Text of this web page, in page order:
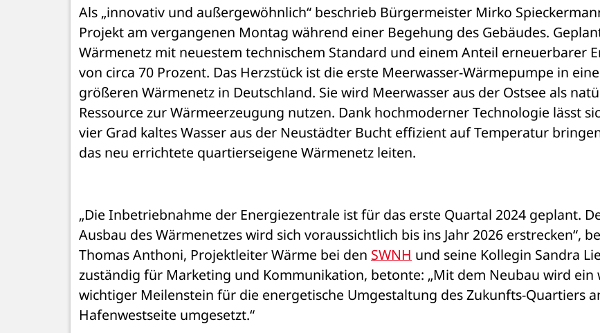
Als „innovativ und außergewöhnlich“ beschrieb Bürgermeister Mirko
Projekt am vergangenen Montag während einer Begehung des Gebäudes.
Wärmenetz mit neuestem technischem Standard und einem Anteil erneuerbarer
von circa 70 Prozent. Das Herzstück ist die erste Meerwasser-Wärmepumpe in
größeren Wärmenetz in Deutschland. Sie wird Meerwasser aus der Ostsee als
Ressource zur Wärmeerzeugung nutzen. Dank hochmoderner Technologie lässt
vier Grad kaltes Wasser aus der Neustädter Bucht effizient auf Temperatur
das neu errichtete quartierseigene Wärmenetz leiten.
„Die Inbetriebnahme der Energiezentrale ist für das erste Quartal 2024 geplant.
Ausbau des Wärmenetzes wird sich voraussichtlich bis ins Jahr 2026 erstrecken“,
Thomas Anthoni, Projektleiter Wärme bei den SWNH und seine Kollegin Sandra
zuständig für Marketing und Kommunikation, betonte: „Mit dem Neubau wird ein
wichtiger Meilenstein für die energetische Umgestaltung des Zukunfts-Quartiers
Hafenwestseite umgesetzt.“